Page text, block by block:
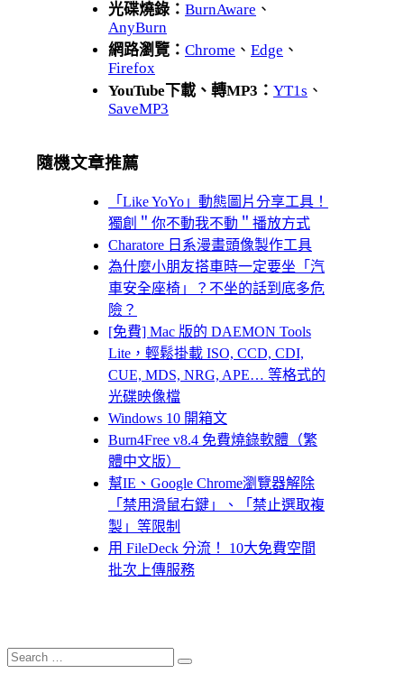
光碟燒錄： BurnAware 、
AnyBurn
網路瀏覽： Chrome 、 Edge 、
Firefox
YouTube下載、轉MP3： YT1s 、
SaveMP3
隨機文章推薦
「Like YoYo」動態圖片分享工具！
獨創＂你不動我不動＂播放方式
Charatore 日系漫畫頭像製作工具
為什麼小朋友搭車時一定要坐「汽
車安全座椅」？不坐的話到底多危
險？
[免費] Mac 版的 DAEMON Tools
Lite，輕鬆掛載 ISO, CCD, CDI,
CUE, MDS, NRG, APE… 等格式的
光碟映像檔
Windows 10 開箱文
Burn4Free v8.4 免費燒錄軟體（繁
體中文版）
幫IE、Google Chrome瀏覽器解除
「禁用滑鼠右鍵」、「禁止選取複
製」等限制
用 FileDeck 分流！ 10大免費空間
批次上傳服務
Search
for:
Search